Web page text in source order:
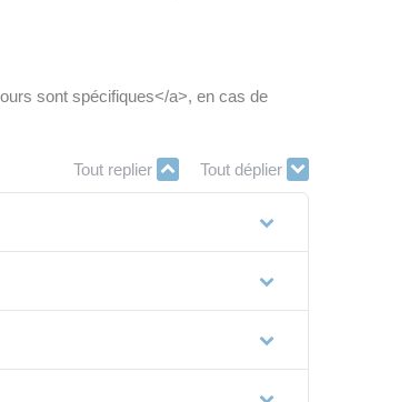
sont spécifiques</a>, en cas de
Tout replier Tout déplier